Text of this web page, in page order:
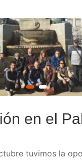
en el
tuvimos la